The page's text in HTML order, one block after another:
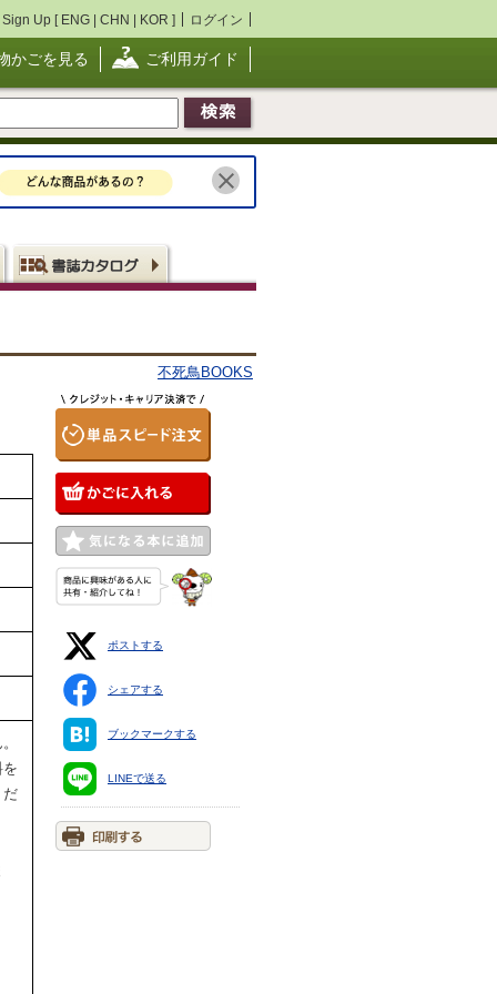
Sign Up [ ENG | CHN | KOR ] ログイン
かごを見る ご利用ガイド
不死鳥BOOKS
だ
ポストする
シェアする
ブックマークする
LINEで送る